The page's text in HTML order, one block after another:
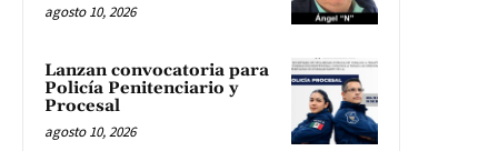
agosto 10, 2026
Lanzan convocatoria para
Policía Penitenciario y
Procesal
agosto 10, 2026